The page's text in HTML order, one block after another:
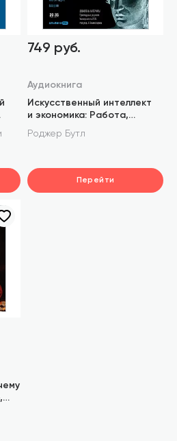
749 руб.
Аудиокнига
Искусственный интеллект
и экономика: Работа,
богатство и благополучие
в эпоху мыслящих машин
Роджер Бутл
Перейти